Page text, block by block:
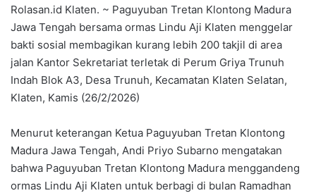
Rolasan.id Klaten. ~ Paguyuban Tretan Klontong Madura
Jawa Tengah bersama ormas Lindu Aji Klaten menggelar
bakti sosial membagikan kurang lebih 200 takjil di area
jalan Kantor Sekretariat terletak di Perum Griya Trunuh
Indah Blok A3, Desa Trunuh, Kecamatan Klaten Selatan,
Klaten, Kamis (26/2/2026)
Menurut keterangan Ketua Paguyuban Tretan Klontong
Madura Jawa Tengah, Andi Priyo Subarno mengatakan
bahwa Paguyuban Tretan Klontong Madura menggandeng
ormas Lindu Aji Klaten untuk berbagi di bulan Ramadhan